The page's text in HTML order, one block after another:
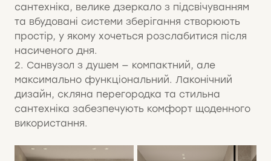
сантехніка, велике дзеркало з підсвічуванням
та вбудовані системи зберігання створюють
простір, у якому хочеться розслабитися після
насиченого дня.
2. Санвузол з душем — компактний, але
максимально функціональний. Лаконічний
дизайн, скляна перегородка та стильна
сантехніка забезпечують комфорт щоденного
використання.